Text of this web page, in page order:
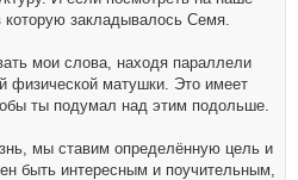
закладывалось Семя.
мои слова, находя параллели
физической матушки. Это имеет
ты подумал над этим подольше.
мы ставим определённую цель и
быть интересным и поучительным,